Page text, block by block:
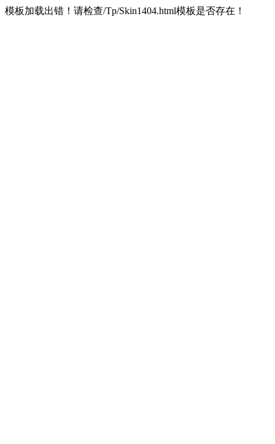
模板加载出错！请检查/Tp/Skin1404.html模板是否存在！